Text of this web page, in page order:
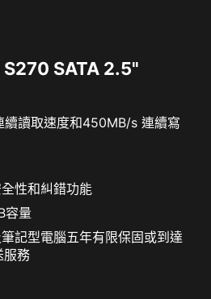
S270 SATA 2.5"
讀取速度和450MB/s 連續寫
性和糾錯功能
容量
記型電腦五年有限保固或到達
服務